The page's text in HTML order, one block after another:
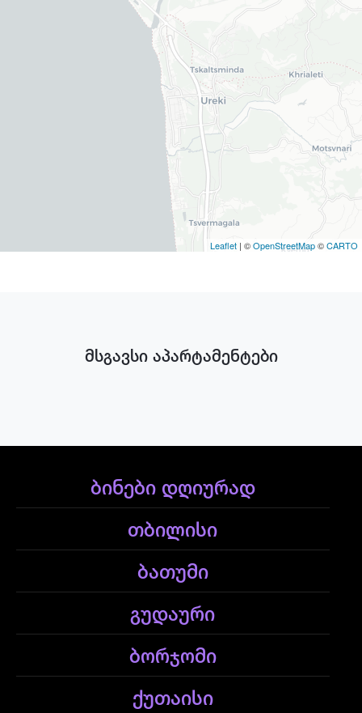
Leaflet | ©OpenStreetMap©CARTO
მსგავსი აპარტამენტები
ბინები დღიურად
თბილისი
ბათუმი
გუდაური
ბორჯომი
ქუთაისი